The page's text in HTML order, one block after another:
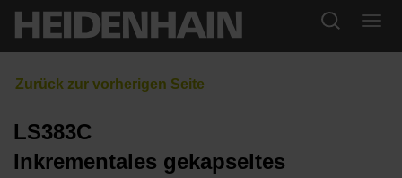
LS383C
Inkrementales gekapseltes